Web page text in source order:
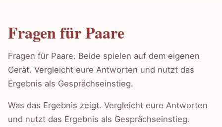
Fragen für Paare
Fragen für Paare. Beide spielen auf dem eigenen
Gerät. Vergleicht eure Antworten und nutzt das
Ergebnis als Gesprächseinstieg.
Was das Ergebnis zeigt. Vergleicht eure Antworten
und nutzt das Ergebnis als Gesprächseinstieg.